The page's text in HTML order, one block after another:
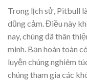
Trong lịch sử, Pitbull
dũng cảm. Điều này
nay, chúng đã thân
minh. Bạn hoàn toàn
luyện chúng nghiêm
chúng tham gia các